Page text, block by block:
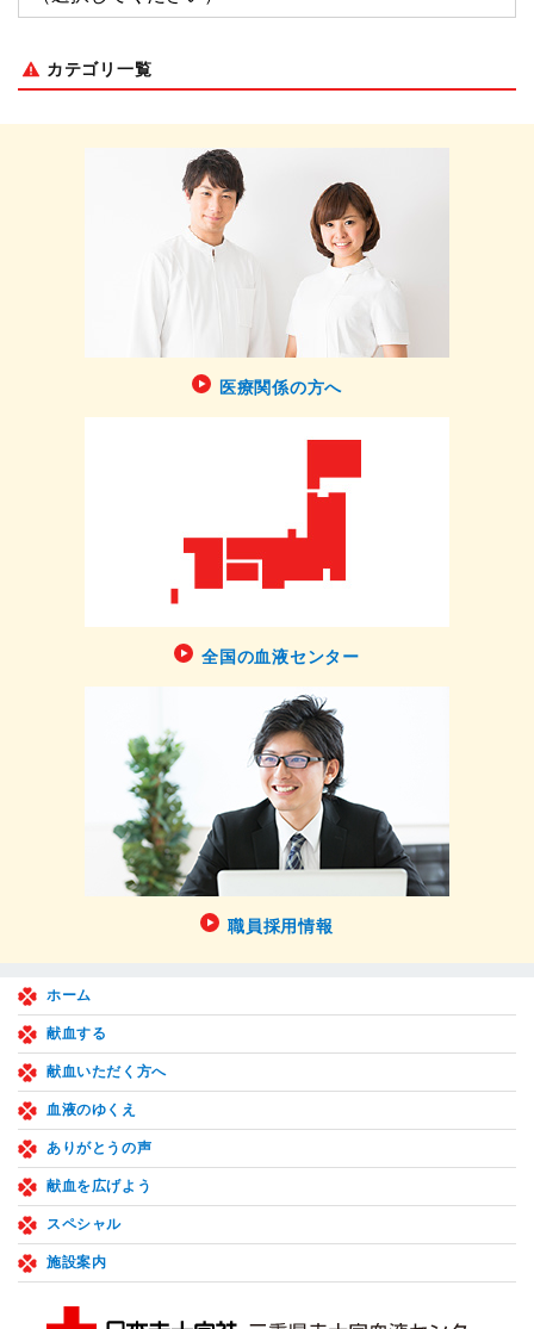
カテゴリ一覧
医療関係の方へ
全国の血液センター
職員採用情報
ホーム
献血する
献血いただく方へ
血液のゆくえ
ありがとうの声
献血を広げよう
スペシャル
施設案内